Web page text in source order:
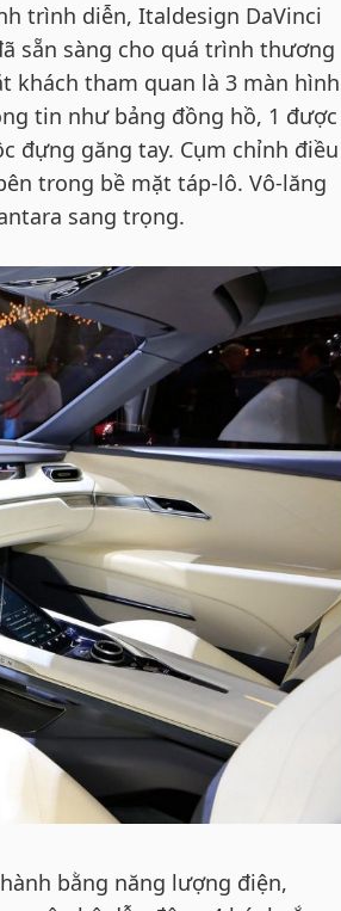
trình diễn, Italdesign DaVinci
sẵn sàng cho quá trình thương
khách tham quan là 3 màn hình
tin như bảng đồng hồ, 1 được
đựng găng tay. Cụm chỉnh điều
trong bề mặt táp-lô. Vô-lăng
sang trọng.
bằng năng lượng điện,